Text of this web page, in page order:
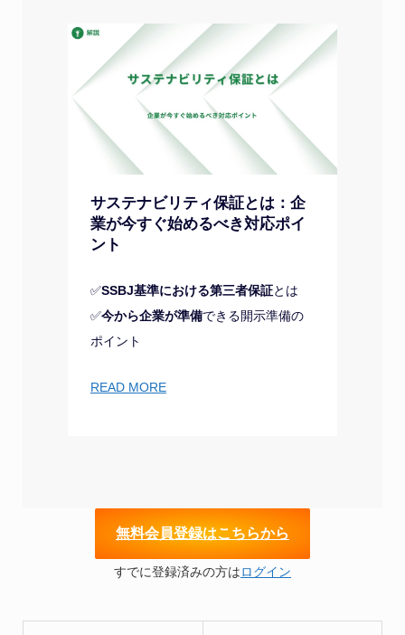
サステナビリティ保証とは：企
業が今すぐ始めるべき対応ポイ
ント
✅SSBJ基準における第三者保証とは
✅今から企業が準備できる開示準備の
ポイント
READ MORE
無料会員登録はこちらから
すでに登録済みの方はログイン